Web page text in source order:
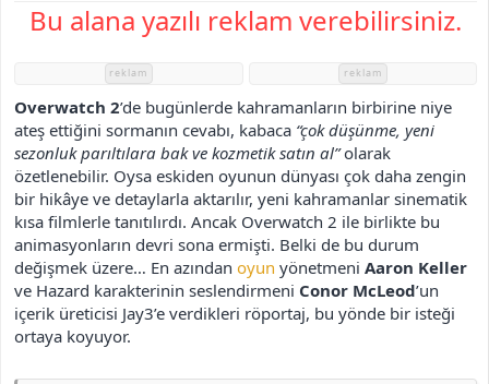
r
h
i
Bu alana yazılı reklam verebilirsiniz.
reklam reklam
Overwatch 2’de bugünlerde kahramanların birbirine niye
ateş ettiğini sormanın cevabı, kabaca “çok düşünme, yeni
sezonluk parıltılara bak ve kozmetik satın al”olarak
özetlenebilir. Oysa eskiden oyunun dünyası çok daha zengin
bir hikâye ve detaylarla aktarılır, yeni kahramanlar sinematik
kısa filmlerle tanıtılırdı. Ancak Overwatch 2 ile birlikte bu
animasyonların devri sona ermişti. Belki de bu durum
değişmek üzere… En azından oyun yönetmeni Aaron Keller
ve Hazard karakterinin seslendirmeni Conor McLeod’un
içerik üreticisi Jay3’e verdikleri röportaj, bu yönde bir isteği
ortaya koyuyor.